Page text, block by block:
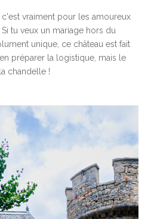
c'est vraiment pour les amoureux
tu veux un mariage hors du
unique, ce château est fait
préparer la logistique, mais le
chandelle !